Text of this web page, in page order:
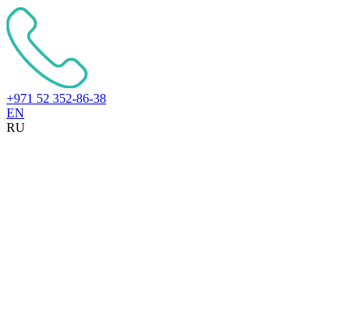
+971 52 352-86-38
EN
RU